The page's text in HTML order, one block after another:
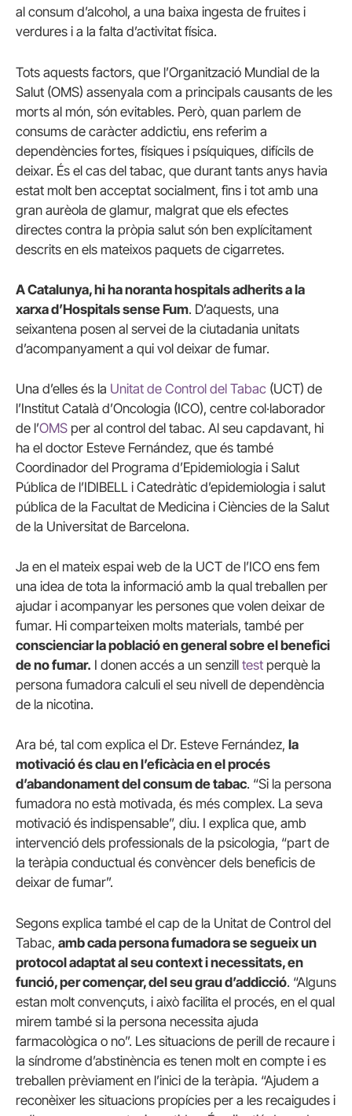
al consum d’alcohol, a una baixa ingesta de fruites i
verdures i a la falta d’activitat física.
Tots aquests factors, que l’Organització Mundial de la
Salut (OMS) assenyala com a principals causants de les
morts al món, són evitables. Però, quan parlem de
consums de caràcter addictiu, ens referim a
dependències fortes, físiques i psíquiques, difícils de
deixar. És el cas del tabac, que durant tants anys havia
estat molt ben acceptat socialment, fins i tot amb una
gran aurèola de glamur, malgrat que els efectes
directes contra la pròpia salut són ben explícitament
descrits en els mateixos paquets de cigarretes.
A Catalunya, hi ha noranta hospitals adherits a la
xarxa d’Hospitals sense Fum. D’aquests, una
seixantena posen al servei de la ciutadania unitats
d’acompanyament a qui vol deixar de fumar.
Una d’elles és la Unitat de Control del Tabac (UCT) de
l’Institut Català d’Oncologia (ICO), centre col·laborador
de l’OMS per al control del tabac. Al seu capdavant, hi
ha el doctor Esteve Fernández, que és també
Coordinador del Programa d’Epidemiologia i Salut
Pública de l’IDIBELL i Catedràtic d’epidemiologia i salut
pública de la Facultat de Medicina i Ciències de la Salut
de la Universitat de Barcelona.
Ja en el mateix espai web de la UCT de l’ICO ens fem
una idea de tota la informació amb la qual treballen per
ajudar i acompanyar les persones que volen deixar de
fumar. Hi comparteixen molts materials, també per
conscienciar la població en general sobre el benefici
de no fumar. I donen accés a un senzill test perquè la
persona fumadora calculi el seu nivell de dependència
de la nicotina.
Ara bé, tal com explica el Dr. Esteve Fernández, la
motivació és clau en l’eficàcia en el procés
d’abandonament del consum de tabac. “Si la persona
fumadora no està motivada, és més complex. La seva
motivació és indispensable”, diu. I explica que, amb
intervenció dels professionals de la psicologia, “part de
la teràpia conductual és convèncer dels beneficis de
deixar de fumar”.
Segons explica també el cap de la Unitat de Control del
Tabac, amb cada persona fumadora se segueix un
protocol adaptat al seu context i necessitats, en
funció, per començar, del seu grau d’addicció. “Alguns
estan molt convençuts, i això facilita el procés, en el qual
mirem també si la persona necessita ajuda
farmacològica o no”. Les situacions de perill de recaure i
la síndrome d’abstinència es tenen molt en compte i es
treballen prèviament en l’inici de la teràpia. “Ajudem a
reconèixer les situacions propícies per a les recaigudes i